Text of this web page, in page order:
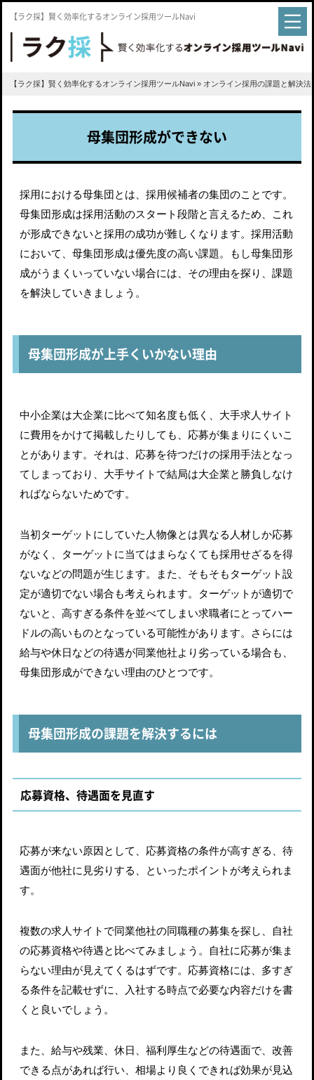
【ラク採】賢く効率化するオンライン採用ツールNavi
【ラク採】賢く効率化するオンライン採用ツールNavi » オンライン採用の課題と解決法
母集団形成ができない
採用における母集団とは、採用候補者の集団のことです。
母集団形成は採用活動のスタート段階と言えるため、これ
が形成できないと採用の成功が難しくなります。採用活動
において、母集団形成は優先度の高い課題。もし母集団形
成がうまくいっていない場合には、その理由を探り、課題
を解決していきましょう。
母集団形成が上手くいかない理由
中小企業は大企業に比べて知名度も低く、大手求人サイト
に費用をかけて掲載したりしても、応募が集まりにくいこ
とがあります。それは、応募を待つだけの採用手法となっ
てしまっており、大手サイトで結局は大企業と勝負しなけ
ればならないためです。
当初ターゲットにしていた人物像とは異なる人材しか応募
がなく、ターゲットに当てはまらなくても採用せざるを得
ないなどの問題が生じます。また、そもそもターゲット設
定が適切でない場合も考えられます。ターゲットが適切で
ないと、高すぎる条件を並べてしまい求職者にとってハー
ドルの高いものとなっている可能性があります。さらには
給与や休日などの待遇が同業他社より劣っている場合も、
母集団形成ができない理由のひとつです。
母集団形成の課題を解決するには
応募資格、待遇面を見直す
応募が来ない原因として、応募資格の条件が高すぎる、待
遇面が他社に見劣りする、といったポイントが考えられま
す。
複数の求人サイトで同業他社の同職種の募集を探し、自社
の応募資格や待遇と比べてみましょう。自社に応募が集ま
らない理由が見えてくるはずです。応募資格には、多すぎ
る条件を記載せずに、入社する時点で必要な内容だけを書
くと良いでしょう。
また、給与や残業、休日、福利厚生などの待遇面で、改善
できる点があれば行い、相場より良くできれば効果が見込